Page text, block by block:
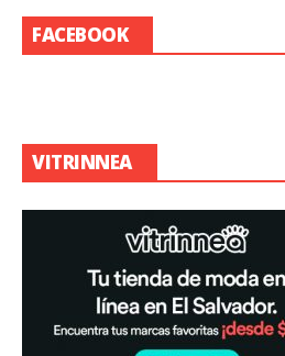
FACEBOOK
VITRINNEA